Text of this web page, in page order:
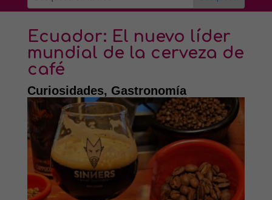
Ecuador: El nuevo líder
mundial de la cerveza de
café
Curiosidades, Gastronomía